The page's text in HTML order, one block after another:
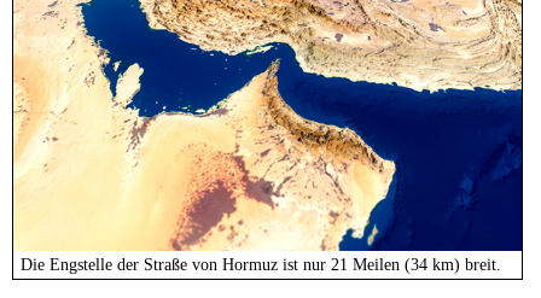
Die Engstelle der Straße von Hormuz ist nur 21 Meilen (34 km) breit.